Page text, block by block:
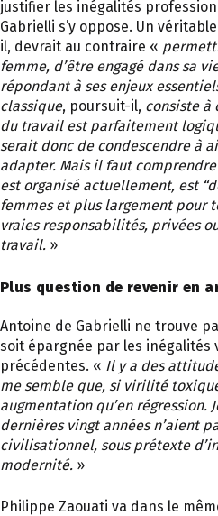
justifier les inégalités
Gabrielli s’y oppose. Un
il, devrait au contraire «
femme, d’être engagé dans sa
répondant à ses enjeux
classique, poursuit-il, consiste à
du travail est parfaitement
serait donc de condescendre à
adapter. Mais il faut
est organisé actuellement, est
femmes et plus largement pour
vraies responsabilités, privées
travail. »
Plus question de revenir en
Antoine de Gabrielli ne trouve
soit épargnée par les inégalités
précédentes. « Il y a des
me semble que, si virilité
augmentation qu’en régression.
dernières vingt années n’aient
civilisationnel, sous prétexte
modernité. »
Philippe Zaouati va dans le